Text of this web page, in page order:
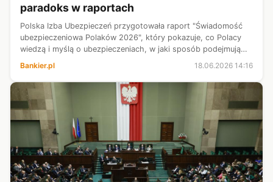
paradoks w raportach
Polska Izba Ubezpieczeń przygotowała raport "Świadomość
ubezpieczeniowa Polaków 2026", który pokazuje, co Polacy
wiedzą i myślą o ubezpieczeniach, w jaki sposób podejmują
Polsce nadal utrzymu...
Bankier.pl 18.06.2026 14:16